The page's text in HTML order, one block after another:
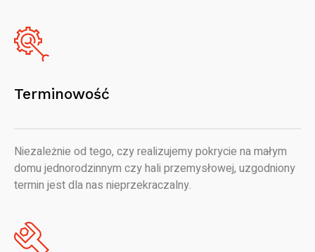
Terminowość
Niezależnie od tego, czy realizujemy pokrycie na małym
domu jednorodzinnym czy hali przemysłowej, uzgodniony
termin jest dla nas nieprzekraczalny.